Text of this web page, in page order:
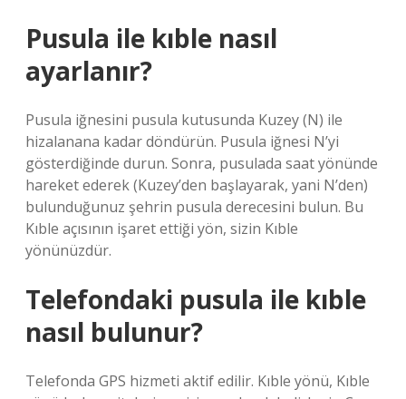
Pusula ile kıble nasıl
ayarlanır?
Pusula iğnesini pusula kutusunda Kuzey (N) ile
hizalanana kadar döndürün. Pusula iğnesi N’yi
gösterdiğinde durun. Sonra, pusulada saat yönünde
hareket ederek (Kuzey’den başlayarak, yani N’den)
bulunduğunuz şehrin pusula derecesini bulun. Bu
Kıble açısının işaret ettiği yön, sizin Kıble
yönünüzdür.
Telefondaki pusula ile kıble
nasıl bulunur?
Telefonda GPS hizmeti aktif edilir. Kıble yönü, Kıble